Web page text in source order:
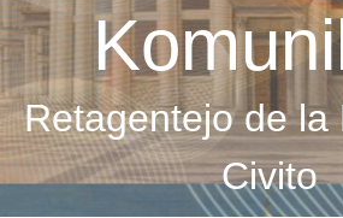
Retagentejo de la
Civito